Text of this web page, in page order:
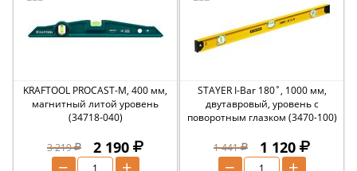
KRAFTOOL PROCAST-M, 400 мм,
магнитный литой уровень
(34718-040)
3 219 2 190
STAYER I-Bar 180˚, 1000 мм,
двутавровый, уровень с
поворотным глазком (3470-100)
1 441 1 120